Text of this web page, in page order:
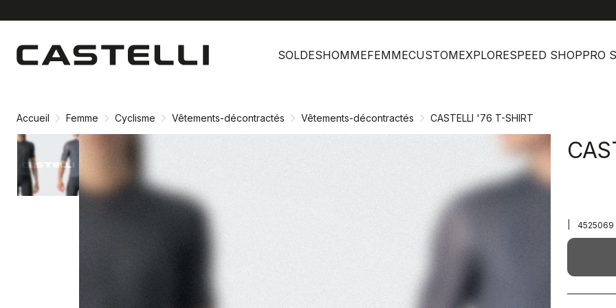
contenu
SOLDESHOMMEFEMMECUSTOMEXPLORESPEED SHOPPRO
Accueil Femme Cyclisme Vêtements-décontractés Vêtements-décontractés CASTELLI '76 T-SHIRT
4525069